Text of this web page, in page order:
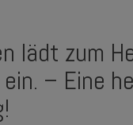
lädt zum
ein. – Eine